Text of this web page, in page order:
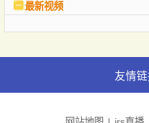
最新视频
友情